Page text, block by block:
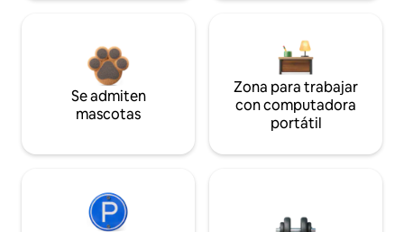
Se admiten
mascotas
Zona para trabajar
con computadora
portátil